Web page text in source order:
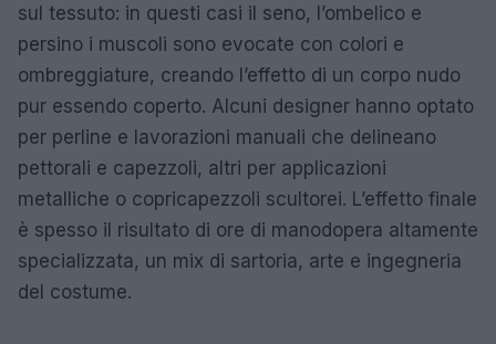
sul tessuto: in questi casi il seno, l’ombelico e
persino i muscoli sono evocate con colori e
ombreggiature, creando l’effetto di un corpo nudo
pur essendo coperto. Alcuni designer hanno optato
per perline e lavorazioni manuali che delineano
pettorali e capezzoli, altri per applicazioni
metalliche o copricapezzoli scultorei. L’effetto finale
è spesso il risultato di ore di manodopera altamente
specializzata, un mix di sartoria, arte e ingegneria
del costume.